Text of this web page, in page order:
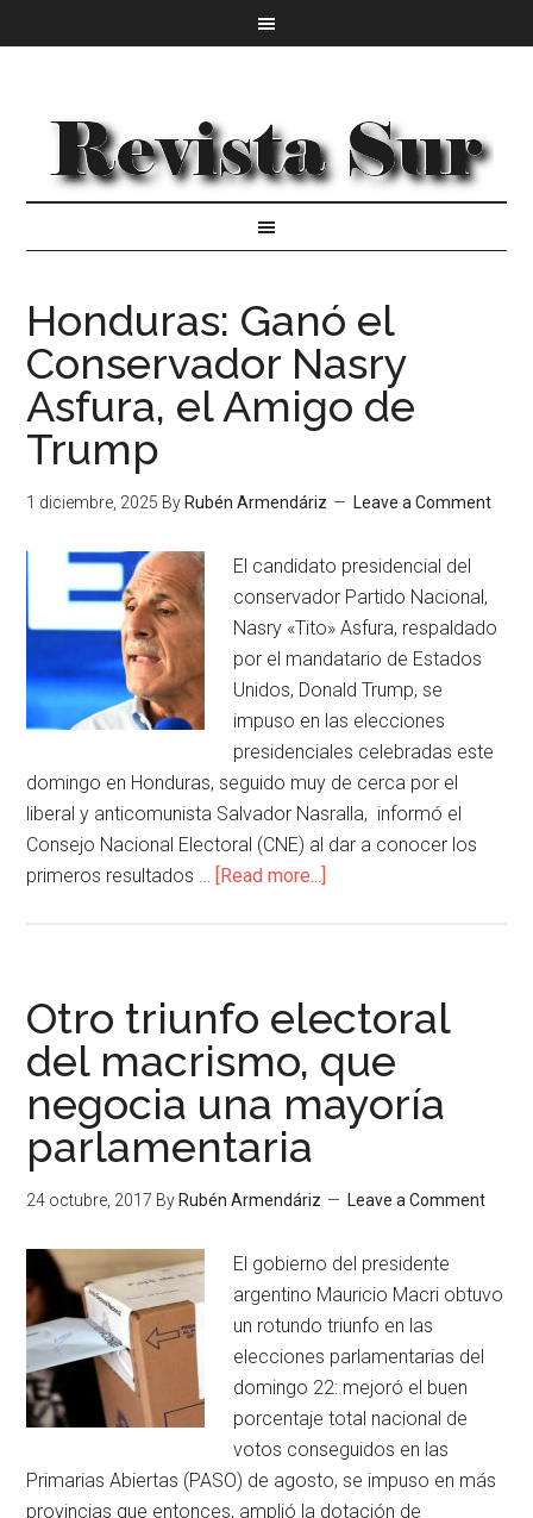
Honduras: Ganó el
Conservador Nasry
Asfura, el Amigo de
Trump
1 diciembre, 2025 By Rubén Armendáriz Leave a Comment
El candidato presidencial del
conservador Partido Nacional,
Nasry «Tito» Asfura, respaldado
por el mandatario de Estados
Unidos, Donald Trump, se
impuso en las elecciones
presidenciales celebradas este
domingo en Honduras, seguido muy de cerca por el
liberal y anticomunista Salvador Nasralla, informó el
Consejo Nacional Electoral (CNE) al dar a conocer los
primeros resultados … [Read more...]
Otro triunfo electoral
del macrismo, que
negocia una mayoría
parlamentaria
24 octubre, 2017 By Rubén Armendáriz Leave a Comment
El gobierno del presidente
argentino Mauricio Macri obtuvo
un rotundo triunfo en las
elecciones parlamentarias del
domingo 22: mejoró el buen
porcentaje total nacional de
votos conseguidos en las
Primarias Abiertas (PASO) de agosto, se impuso en más
provincias que entonces, amplió la dotación de